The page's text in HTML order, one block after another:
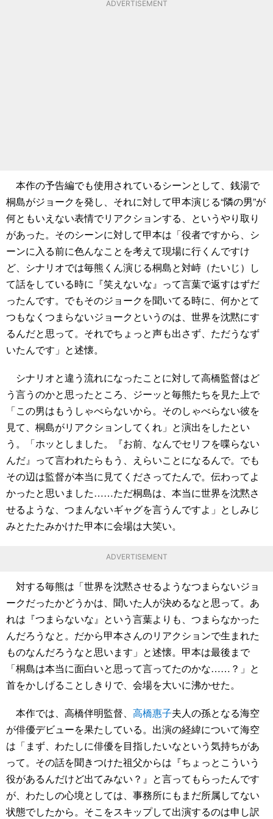
ADVERTISEMENT
本作の予告編でも使用されているシーンとして、銭湯で
桐島がジョークを発し、それに対して甲本演じる“隣の男”が
何ともいえない表情でリアクションする、というやり取り
があった。そのシーンに対して甲本は「役者ですから、シ
ーンに入る前に色んなことを考えて現場に行くんですけ
ど、シナリオでは毎熊くん演じる桐島と対峙（たいじ）し
て話をしている時に『笑えないな』って言葉で返すはずだ
ったんです。でもそのジョークを聞いてる時に、何かとて
つもなくつまらないジョークというのは、世界を沈黙にす
るんだと思って。それでちょっと声も出さず、ただうなず
いたんです」と述懐。
シナリオと違う流れになったことに対して高橋監督はど
う言うのかと思ったところ、ジーッと毎熊たちを見た上で
「この男はもうしゃべらないから。そのしゃべらない彼を
見て、桐島がリアクションしてくれ」と演出をしたとい
う。「ホッとしました。『お前、なんでセリフを喋らない
んだ』って言われたらもう、えらいことになるんで。でも
その辺は監督が本当に見てくださってたんで。伝わってよ
かったと思いました……ただ桐島は、本当に世界を沈黙さ
せるような、つまんないギャグを言うんですよ」としみじ
みとたたみかけた甲本に会場は大笑い。
ADVERTISEMENT
対する毎熊は「世界を沈黙させるようなつまらないジョ
ークだったかどうかは、聞いた人が決めるなと思って。あ
れは『つまらないな』という言葉よりも、つまらなかった
んだろうなと。だから甲本さんのリアクションで生まれた
ものなんだろうなと思います」と述懐。甲本は最後まで
「桐島は本当に面白いと思って言ってたのかな……？」と
首をかしげることしきりで、会場を大いに沸かせた。
本作では、高橋伴明監督、 高橋惠子夫人の孫となる海空
が俳優デビューを果たしている。出演の経緯について海空
は「まず、わたしに俳優を目指したいなという気持ちがあ
って。その話を聞きつけた祖父からは『ちょっとこういう
役があるんだけど出てみない？』と言ってもらったんです
が、わたしの心境としては、事務所にもまだ所属してない
状態でしたから。そこをスキップして出演するのは申し訳